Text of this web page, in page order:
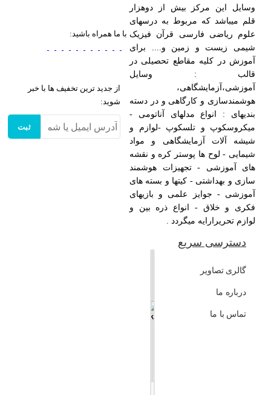
وسایل این مرکز بیش از دوهزار
قلم میباشد که مربوط به درسهای
علوم ریاضی فارسی قرآن فیزیک
شیمی زیست و زمین و.... برای
آموزش در کلیه مقاطع تحصیلی در
قالب : وسایل
آموزشی،آزمایشگاهی،
هوشمندسازی و کارگاهی و در دسته
بندیهای : انواع مدلهای آناتومی -
میکروسکوپ و تلسکوپ -لوازم و
شیشه آلات آزمایشگاهی و مواد
شیمایی - لوح ها پوستر کره و نقشه
های آموزشی - تجهیزات هوشمند
سازی و بهداشتی - کیتها و بسته های
آموزشی - جوایز علمی و بازیهای
فکری و خلاق - انواع ذره بین و
لوازم تحریرارایه میگردد .
دسترسی سریع
گالری تصاویر
درباره ما
تماس با ما
با ما همراه باشید:
از جدید ترین تخفیف ها با خبر
شوید:
ثبت